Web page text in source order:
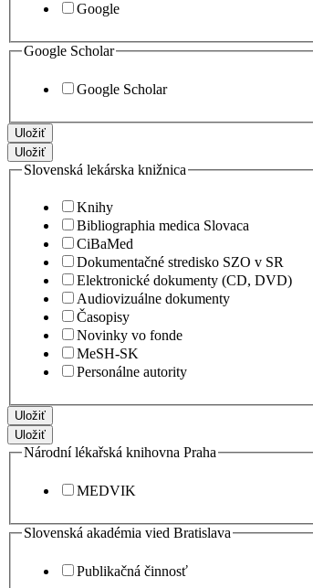
Google
Google Scholar
Google Scholar
Uložiť
Uložiť
Slovenská lekárska knižnica
Knihy
Bibliographia medica Slovaca
CiBaMed
Dokumentačné stredisko SZO v SR
Elektronické dokumenty (CD, DVD)
Audiovizuálne dokumenty
Časopisy
Novinky vo fonde
MeSH-SK
Personálne autority
Uložiť
Uložiť
Národní lékařská knihovna Praha
MEDVIK
Slovenská akadémia vied Bratislava
Publikačná činnosť